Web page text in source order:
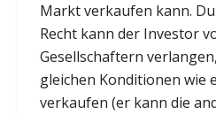
Markt verkaufen kann.
Recht kann der Investor
Gesellschaftern
gleichen Konditionen wie
verkaufen (er kann die